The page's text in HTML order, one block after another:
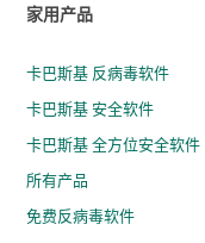
家用产品
卡巴斯基 反病毒软件
卡巴斯基 安全软件
卡巴斯基 全方位安全软件
所有产品
免费反病毒软件